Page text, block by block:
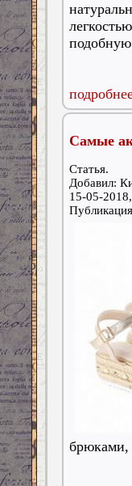
Самые
Статья.
Добавил:
15-05-
брюками,